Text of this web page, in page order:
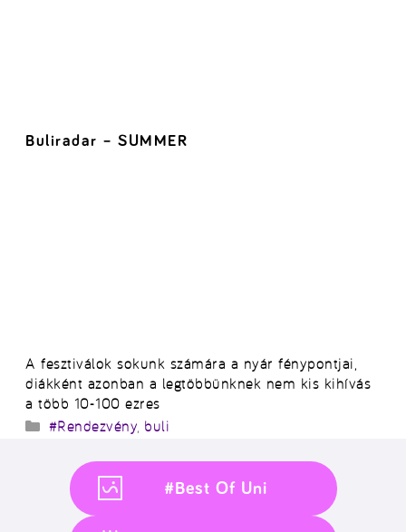
Buliradar – SUMMER
A fesztiválok sokunk számára a nyár fénypontjai,
diákként azonban a legtöbbünknek nem kis kihívás
a több 10-100 ezres
Kategória
#Rendezvény, buli
#Best Of Uni